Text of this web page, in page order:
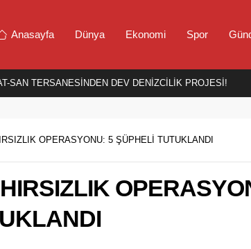
Anasayfa Dünya Ekonomi Spor
SAN TERSANESİNDEN DEV DENİZCİLİK PROJESİ!
OPERASYONU: 5 ŞÜPHELİ TUTUKLANDI